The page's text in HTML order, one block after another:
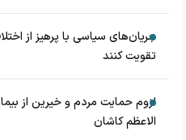
جریان‌های سیاسی با پرهیز از
تقویت کنند
لزوم حمایت مردم و خیرین از
الاعظم کاشان